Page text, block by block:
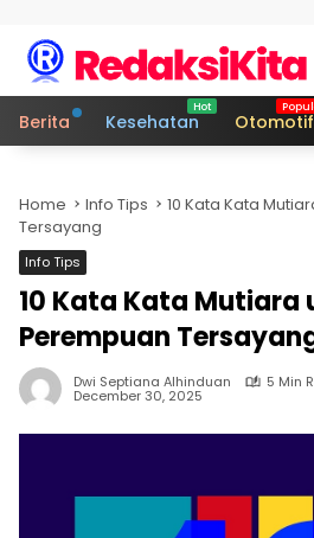
Berita Kesehatan Otomotif
Home Info Tips
10 Kata Kata
Tersayang
Info Tips
10 Kata Kata Mutiara
Perempuan
Dwi Septiana Alhinduan 5 Min
December 30, 2025